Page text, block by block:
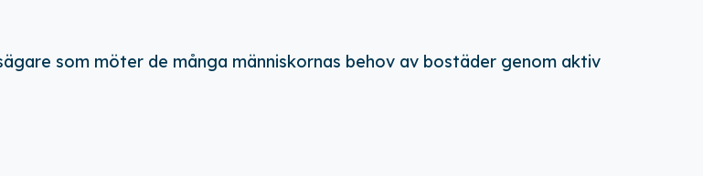
som möter de många människornas behov av bostäder genom aktiv